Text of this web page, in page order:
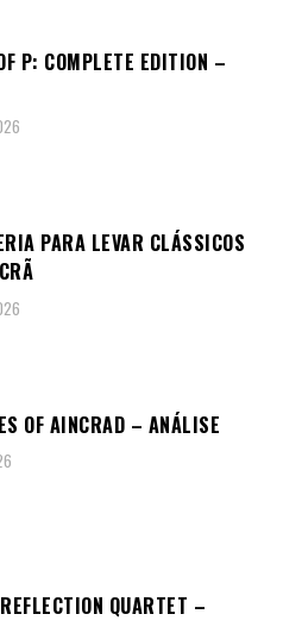
P: COMPLETE EDITION –
PARA LEVAR CLÁSSICOS
OF AINCRAD – ANÁLISE
QUARTET –